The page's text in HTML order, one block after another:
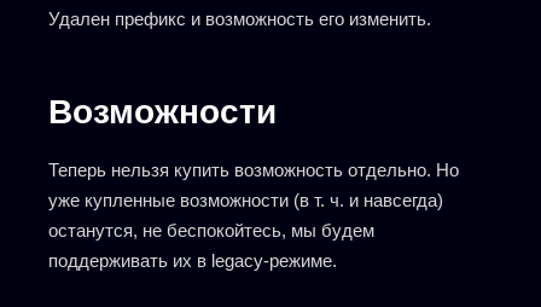
Удален префикс и возможность его изменить.
Возможности
Теперь нельзя купить возможность отдельно. Но
уже купленные возможности (в т. ч. и навсегда)
останутся, не беспокойтесь, мы будем
поддерживать их в legacy-режиме.